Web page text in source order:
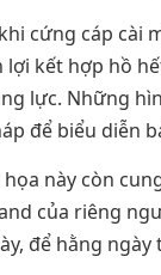
cứng cáp cài
lợi kết hợp hồ
lực. Những
để biểu diễn
này còn
của riêng
để hằng